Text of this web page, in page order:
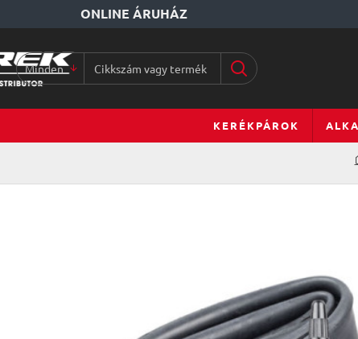
ONLINE ÁRUHÁZ
Minden
Cikkszám
terméknév...
KERÉKPÁROK